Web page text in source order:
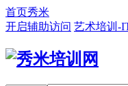
首页秀米
开启辅助访问 艺术培训-